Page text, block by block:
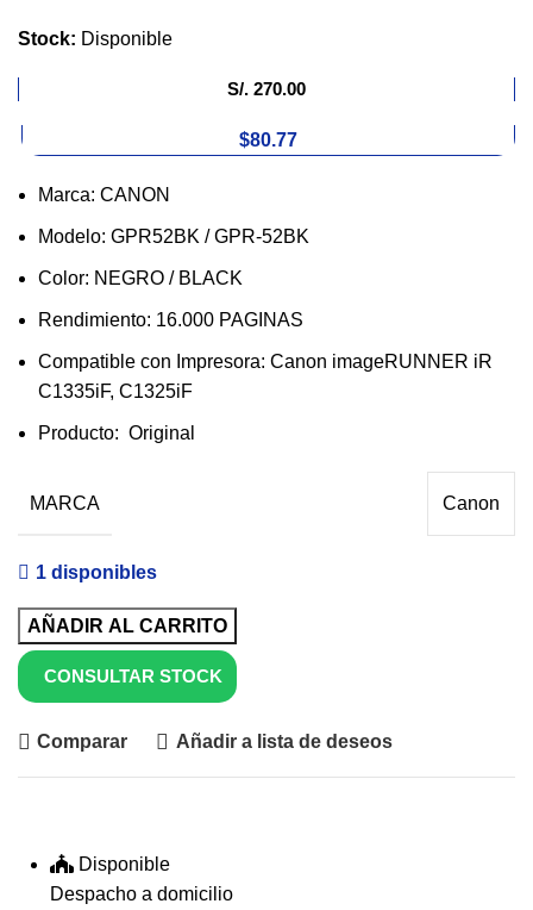
Stock: Disponible
S/. 270.00
$80.77
Marca: CANON
Modelo: GPR52BK / GPR-52BK
Color: NEGRO / BLACK
Rendimiento: 16.000 PAGINAS
Compatible con Impresora: Canon imageRUNNER iR
C1335iF, C1325iF
Producto: Original
MARCA Canon
1 disponibles
AÑADIR AL CARRITO
CONSULTAR STOCK
Comparar Añadir a lista de deseos
Disponible
Despacho a domicilio